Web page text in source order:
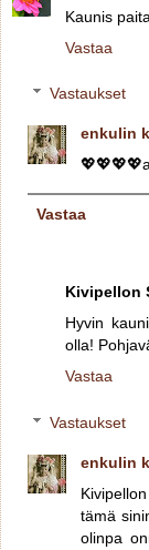
Kaunis
Vastaa
Vastaukset
enkulin
Vastaa
Kivipellon
Hyvin
olla!
Vastaa
Vastaukset
enkulin
tämä
olinpa